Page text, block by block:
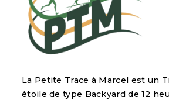
La Petite Trace à Marcel est un
étoile de type Backyard de 12